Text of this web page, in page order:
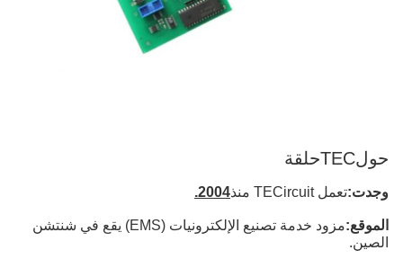
حول TECحلقة
وجدت:تعمل TECircuit منذ 2004.
الموقع:
مزود خدمة تصنيع الإلكترونيات (EMS) يقع في شنتشن
الصين.